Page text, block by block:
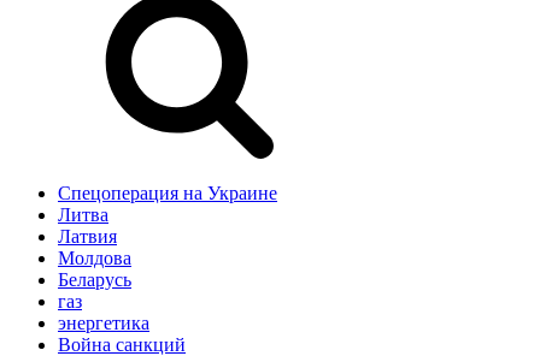
Спецоперация на Украине
Литва
Латвия
Молдова
Беларусь
газ
энергетика
Война санкций